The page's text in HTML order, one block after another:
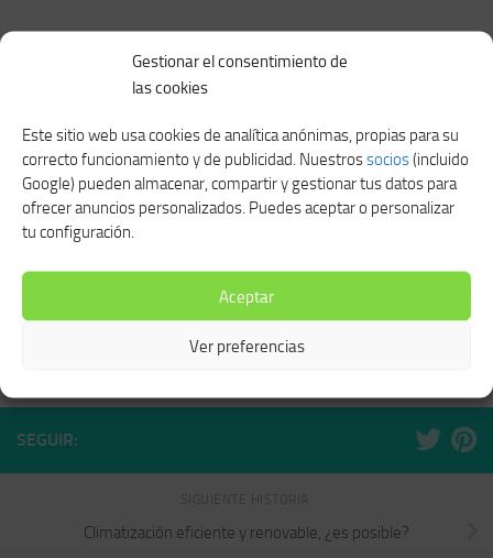
Gestionar el consentimiento de
las cookies
Este sitio web usa cookies de analítica anónimas, propias para su
correcto funcionamiento y de publicidad. Nuestrossocios(incluido
Google) pueden almacenar, compartir y gestionar tus datos para
ofrecer anuncios personalizados. Puedes aceptar o personalizar
tu configuración.
Aceptar
Ver preferencias
TAMBIÉN TE PODRÍA GUSTAR...
JUNIO 18, 2024
ABRIL 9, 2021
SEGUIR:
Climatización eficiente y renovable, ¿es posible?